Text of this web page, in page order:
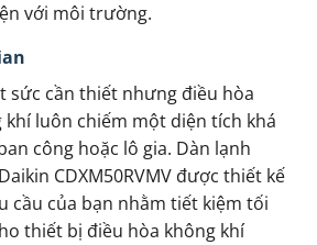
với môi trường.
sức cần thiết nhưng điều hòa
khí luôn chiếm một diện tích khá
công hoặc lô gia. Dàn lạnh
CDXM50RVMV được thiết kế
cầu của bạn nhằm tiết kiệm tối
thiết bị điều hòa không khí